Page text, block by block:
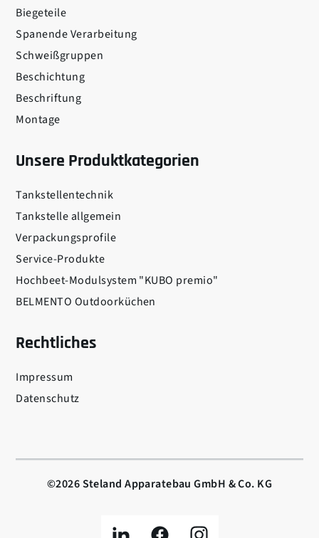
Biegeteile
Spanende Verarbeitung
Schweißgruppen
Beschichtung
Beschriftung
Montage
Unsere Produktkategorien
Tankstellentechnik
Tankstelle allgemein
Verpackungsprofile
Service-Produkte
Hochbeet-Modulsystem "KUBO premio"
BELMENTO Outdoorküchen
Rechtliches
Impressum
Datenschutz
©2026 Steland Apparatebau GmbH & Co. KG